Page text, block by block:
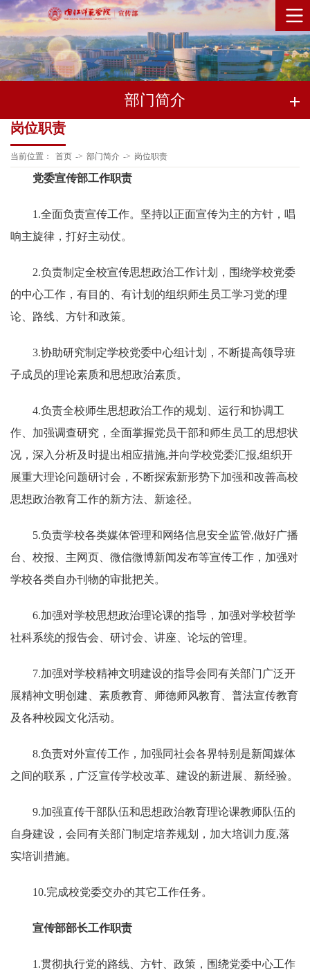
部门简介
岗位职责
当前位置： 首页 -> 部门简介 -> 岗位职责
党委宣传部工作职责
1.全面负责宣传工作。坚持以正面宣传为主的方针，唱
响主旋律，打好主动仗。
2.负责制定全校宣传思想政治工作计划，围绕学校党委
的中心工作，有目的、有计划的组织师生员工学习党的理
论、路线、方针和政策。
3.协助研究制定学校党委中心组计划，不断提高领导班
子成员的理论素质和思想政治素质。
4.负责全校师生思想政治工作的规划、运行和协调工
作、加强调查研究，全面掌握党员干部和师生员工的思想状
况，深入分析及时提出相应措施,并向学校党委汇报,组织开
展重大理论问题研讨会，不断探索新形势下加强和改善高校
思想政治教育工作的新方法、新途径。
5.负责学校各类媒体管理和网络信息安全监管,做好广播
台、校报、主网页、微信微博新闻发布等宣传工作，加强对
学校各类自办刊物的审批把关。
6.加强对学校思想政治理论课的指导，加强对学校哲学
社科系统的报告会、研讨会、讲座、论坛的管理。
7.加强对学校精神文明建设的指导会同有关部门广泛开
展精神文明创建、素质教育、师德师风教育、普法宣传教育
及各种校园文化活动。
8.负责对外宣传工作，加强同社会各界特别是新闻媒体
之间的联系，广泛宣传学校改革、建设的新进展、新经验。
9.加强直传干部队伍和思想政治教育理论课教师队伍的
自身建设，会同有关部门制定培养规划，加大培训力度,落
实培训措施。
10.完成校党委交办的其它工作任务。
宣传部部长工作职责
1.贯彻执行党的路线、方针、政策，围绕党委中心工作